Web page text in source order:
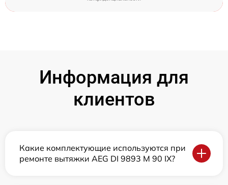
Информация для
клиентов
Какие комплектующие используются при
ремонте вытяжки AEG DI 9893 M 90 IX?